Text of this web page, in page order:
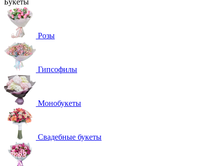
Букеты
Розы
Гипсофилы
Монобукеты
Свадебные букеты